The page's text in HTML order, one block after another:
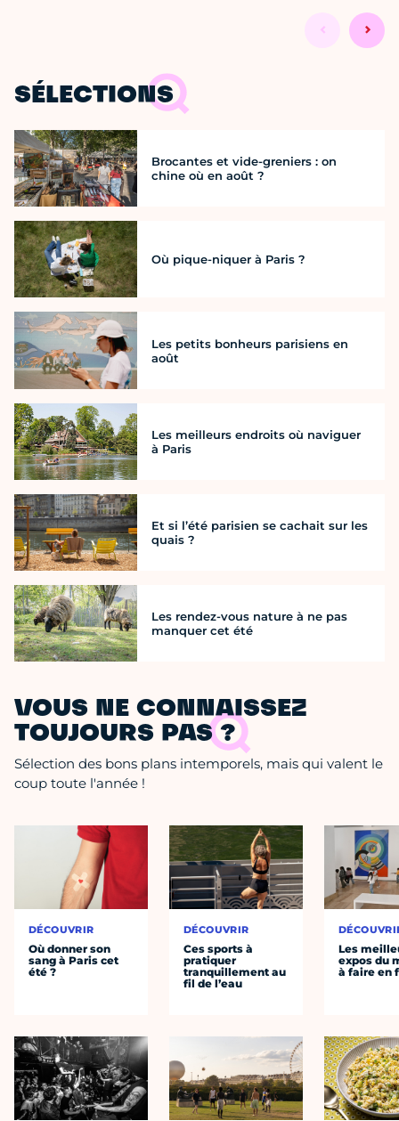
SÉLECTIONS
Brocantes et vide-greniers : on
chine où en août ?
Où pique-niquer à Paris ?
Les petits bonheurs parisiens en
août
Les meilleurs endroits où naviguer
à Paris
Et si l’été parisien se cachait sur les
quais ?
Les rendez-vous nature à ne pas
manquer cet été
VOUS NE CONNAISSEZ
TOUJOURS PAS ?
Sélection des bons plans intemporels, mais qui valent le
coup toute l'année !
DÉCOUVRIR
Où donner son
sang à Paris cet
été ?
DÉCOUVRIR
Ces sports à
pratiquer
tranquillement au
fil de l’eau
Les
expos du
à faire en